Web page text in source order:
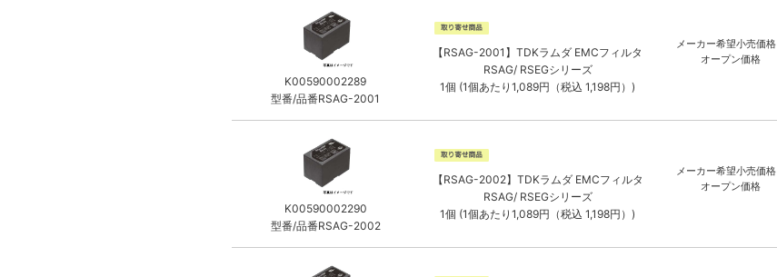
K00590002289
型番/品番RSAG-2001
【RSAG-2001】TDKラムダ EMCフィルタ
RSAG/ RSEGシリーズ
1個 (1個あたり1,089円（税込 1,198円）)
メーカー希望小売価格
オープン価格
K00590002290
型番/品番RSAG-2002
【RSAG-2002】TDKラムダ EMCフィルタ
RSAG/ RSEGシリーズ
1個 (1個あたり1,089円（税込 1,198円）)
メーカー希望小売価格
オープン価格